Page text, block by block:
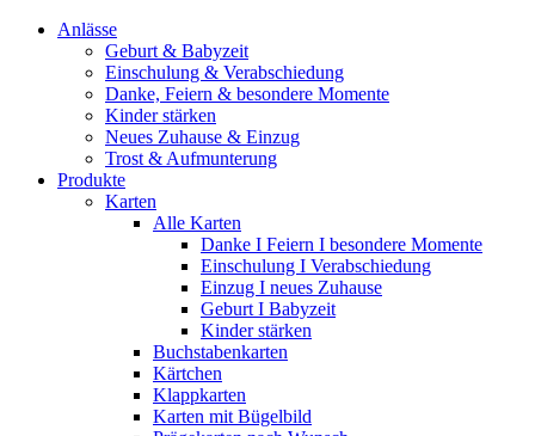
Anlässe
Geburt & Babyzeit
Einschulung & Verabschiedung
Danke, Feiern & besondere Momente
Kinder stärken
Neues Zuhause & Einzug
Trost & Aufmunterung
Produkte
Karten
Alle Karten
Danke I Feiern I besondere Momente
Einschulung I Verabschiedung
Einzug I neues Zuhause
Geburt I Babyzeit
Kinder stärken
Buchstabenkarten
Kärtchen
Klappkarten
Karten mit Bügelbild